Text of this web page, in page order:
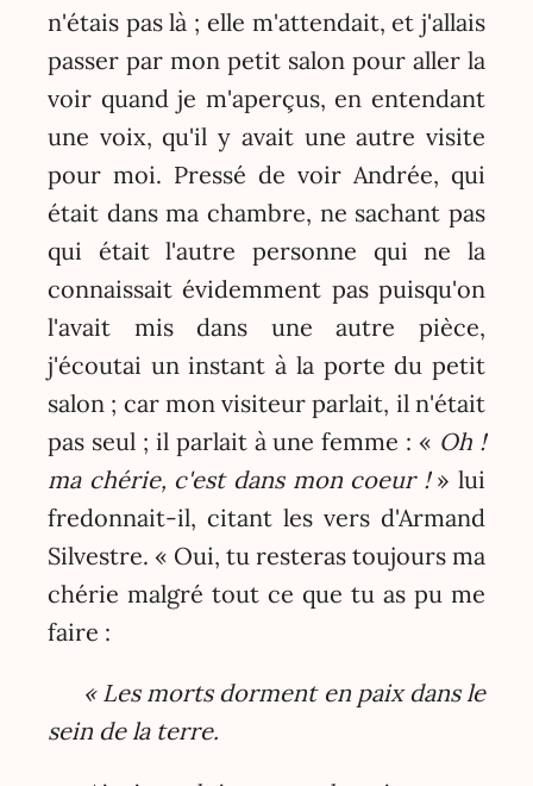
n'étais pas là ; elle m'attendait, et j'allais
passer par mon petit salon pour aller la
voir quand je m'aperçus, en entendant
une voix, qu'il y avait une autre visite
pour moi. Pressé de voir Andrée, qui
était dans ma chambre, ne sachant pas
qui était l'autre personne qui ne la
connaissait évidemment pas puisqu'on
l'avait mis dans une autre pièce,
j'écoutai un instant à la porte du petit
salon ; car mon visiteur parlait, il n'était
pas seul ; il parlait à une femme : « Oh !
ma chérie, c'est dans mon coeur !» lui
fredonnait-il, citant les vers d'Armand
Silvestre. « Oui, tu resteras toujours ma
chérie malgré tout ce que tu as pu me
faire :
« Les morts dorment en paix dans le
sein de la terre.